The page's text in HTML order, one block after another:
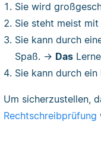
Sie wird
Sie steht meist
Sie kann durch
Spaß. → Das
Sie kann durch
Um sicherzustellen,
Rechtschreibprüfung